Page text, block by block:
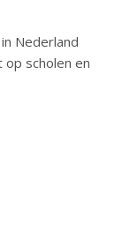
Nederland
scholen en